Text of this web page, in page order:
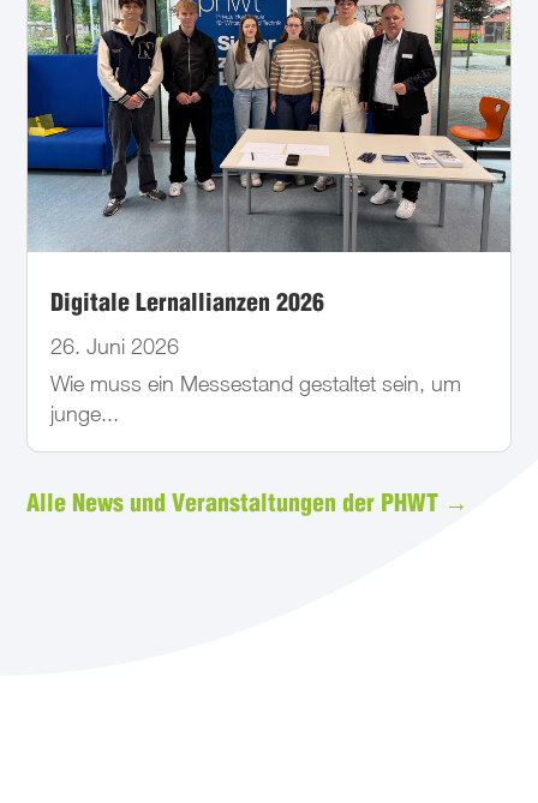
Digitale Lernallianzen 2026
26. Juni 2026
Wie muss ein Messestand gestaltet sein, um
junge...
Alle News und Veranstaltungen der PHWT →